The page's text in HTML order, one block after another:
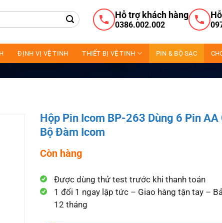
Hỗ trợ khách hàng
0386.002.002
ĐỊNH VỊ VỆ TINH THIẾT BỊ VỆ TINH PIN & BỘ SẠC
Hộp Pin Icom BP-263 Dùng 6 Pin AA
Bộ Đàm Icom
Còn hàng
Được dùng thử test trước khi thanh toán
1 đổi 1 ngay lập tức – Giao hàng tận tay –
12 tháng